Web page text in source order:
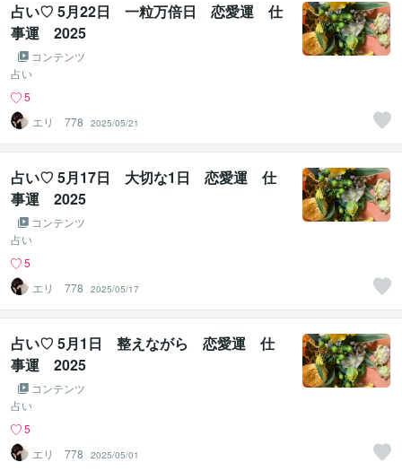
占い♡ 5月22日 一粒万倍日 恋愛運 仕
事運 2025
コンテンツ
占い
5
エリ 778
2025/05/21
占い♡ 5月17日 大切な1日 恋愛運 仕
事運 2025
コンテンツ
占い
5
エリ 778
2025/05/17
占い♡ 5月1日 整えながら 恋愛運 仕
事運 2025
コンテンツ
占い
5
エリ 778
2025/05/01